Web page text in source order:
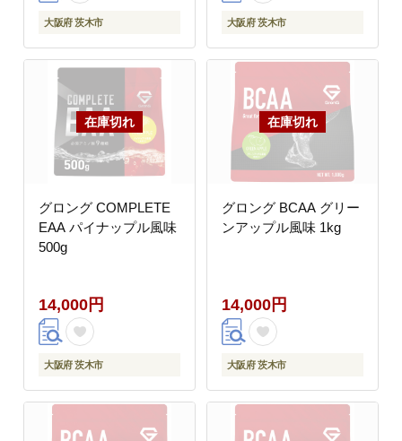
大阪府 茨木市 大阪府 茨木市
グロング COMPLETE
EAA パイナップル風味
500g
14,000円
大阪府 茨木市
グロング BCAA グリー
ンアップル風味 1kg
14,000円
大阪府 茨木市